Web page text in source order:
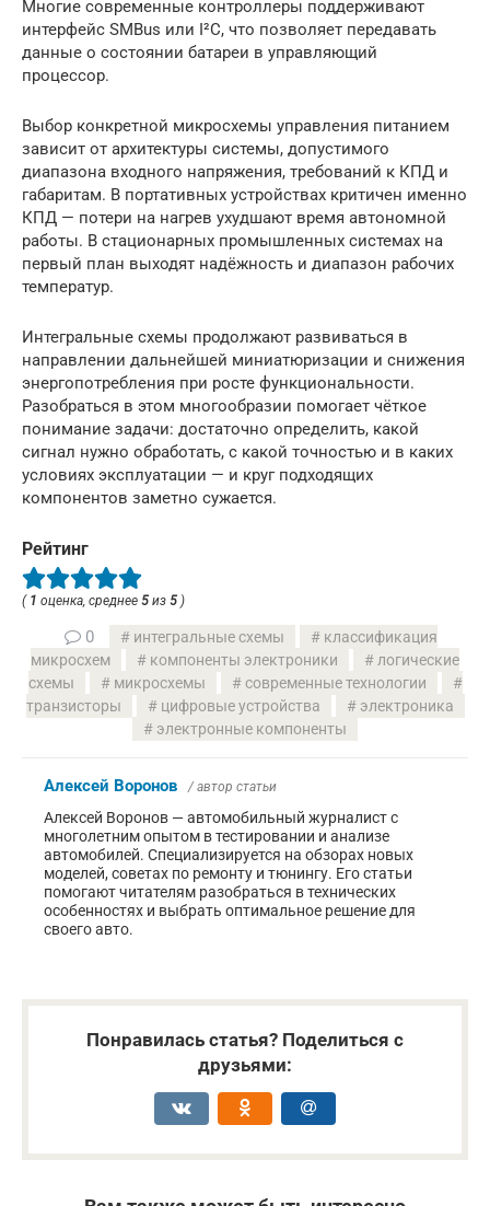
Многие современные контроллеры поддерживают
интерфейс SMBus или I²C, что позволяет передавать
данные о состоянии батареи в управляющий
процессор.
Выбор конкретной микросхемы управления питанием
зависит от архитектуры системы, допустимого
диапазона входного напряжения, требований к КПД и
габаритам. В портативных устройствах критичен именно
КПД — потери на нагрев ухудшают время автономной
работы. В стационарных промышленных системах на
первый план выходят надёжность и диапазон рабочих
температур.
Интегральные схемы продолжают развиваться в
направлении дальнейшей миниатюризации и снижения
энергопотребления при росте функциональности.
Разобраться в этом многообразии помогает чёткое
понимание задачи: достаточно определить, какой
сигнал нужно обработать, с какой точностью и в каких
условиях эксплуатации — и круг подходящих
компонентов заметно сужается.
Рейтинг
( 1 оценка, среднее 5 из 5 )
0 интегральные схемы
классификация
микросхем
компоненты электроники
логические
схемы
микросхемы
современные технологии
транзисторы
цифровые устройства
электроника
электронные компоненты
Алексей Воронов / автор статьи
Алексей Воронов — автомобильный журналист с
многолетним опытом в тестировании и анализе
автомобилей. Специализируется на обзорах новых
моделей, советах по ремонту и тюнингу. Его статьи
помогают читателям разобраться в технических
особенностях и выбрать оптимальное решение для
своего авто.
Понравилась статья? Поделиться с
друзьями: